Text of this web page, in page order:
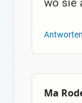
wo sie
Antworten
Ma